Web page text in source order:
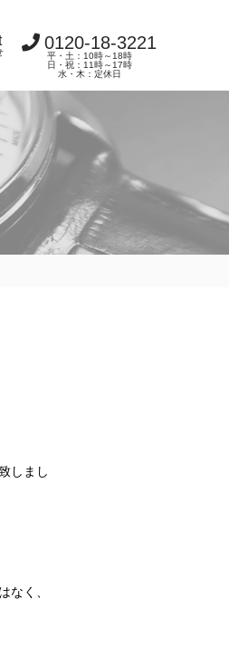
0120-18-3221
平・土：10時～18時
日・祝：11時～17時
水・木：定休日
しまし
なく、